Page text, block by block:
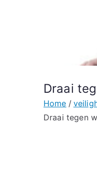
Draai
Home
Draai tegen